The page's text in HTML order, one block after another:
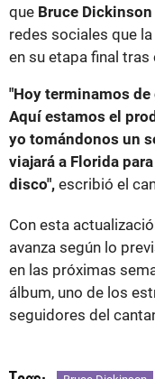
que Bruce Dickinson
redes sociales que
en su etapa final
"Hoy terminamos
Aquí estamos el
yo tomándonos un
viajará a Florida
disco", escribió el
Con esta
avanza según lo
en las próximas
álbum, uno de los
seguidores del